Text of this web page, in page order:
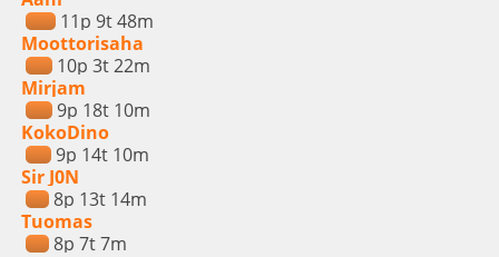
11p 9t 48m
Moottorisaha
10p 3t 22m
Mirjam
9p 18t 10m
KokoDino
9p 14t 10m
Sir J0N
8p 13t 14m
Tuomas
8p 7t 7m